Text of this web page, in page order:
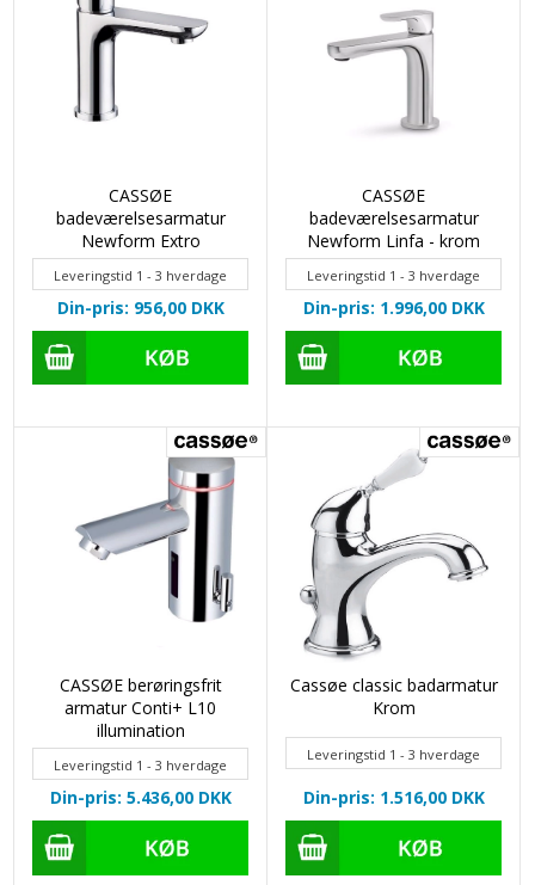
CASSØE
badeværelsesarmatur
Newform Extro
Leveringstid 1 - 3 hverdage
Din-pris: 956,00 DKK
CASSØE
badeværelsesarmatur
Newform Linfa - krom
Leveringstid 1 - 3 hverdage
Din-pris: 1.996,00 DKK
CASSØE berøringsfrit
armatur Conti+ L10
illumination
Leveringstid 1 - 3 hverdage
Din-pris: 5.436,00 DKK
Cassøe classic badarmatur
Krom
Leveringstid 1 - 3 hverdage
Din-pris: 1.516,00 DKK